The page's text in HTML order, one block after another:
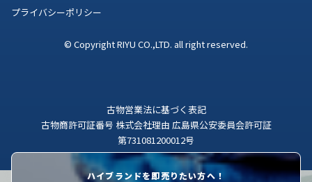
ハイブランドを即売りたい方へ！
プライバシーポリシー
© Copyright RIYU CO.,LTD. all right reserved.
古物営業法に基づく表記
古物商許可証番号 株式会社理由 広島県公安委員会許可証
第731081200012号